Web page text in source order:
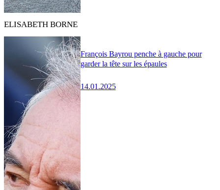
ELISABETH BORNE
François Bayrou penche à gauche pour
garder la tête sur les épaules
14.01.2025